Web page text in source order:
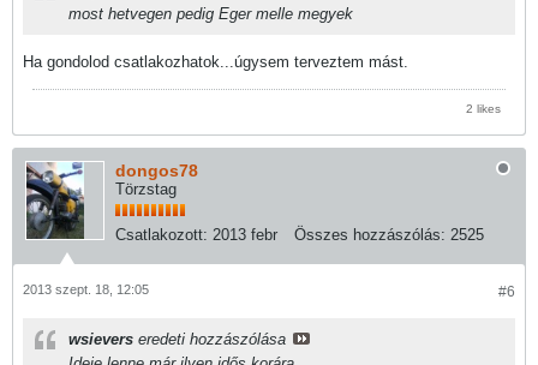
most hetvegen pedig Eger melle megyek
Ha gondolod csatlakozhatok...úgysem terveztem mást.
2 likes
dongos78
Törzstag
Csatlakozott: 2013 febr Összes hozzászólás: 2525
#6
2013 szept. 18, 12:05
wsievers eredeti hozzászólása